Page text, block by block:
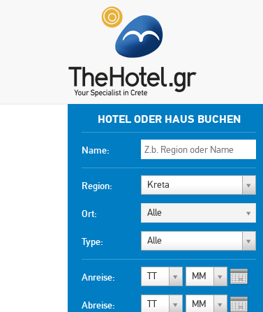
HOTEL ODER HAUS BUCHEN
Name:
Region: Kreta
Ort: Alle
Type: Alle
Anreise: TT MM
Abreise: TT MM